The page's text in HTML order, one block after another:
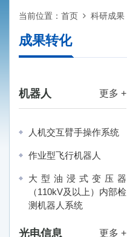
当前位置： 首页 科研成果
成果转化
机器人 更多 +
人机交互臂手操作系统
作业型飞行机器人
大型油浸式变压器
（110kV及以上）内部检
测机器人系统
光电信息 更多 +